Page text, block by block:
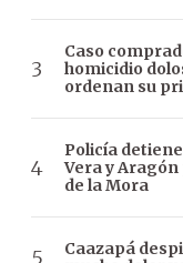
Caso
homicidio
ordenan su
Policía
Vera y
de la Mora
Caazapá